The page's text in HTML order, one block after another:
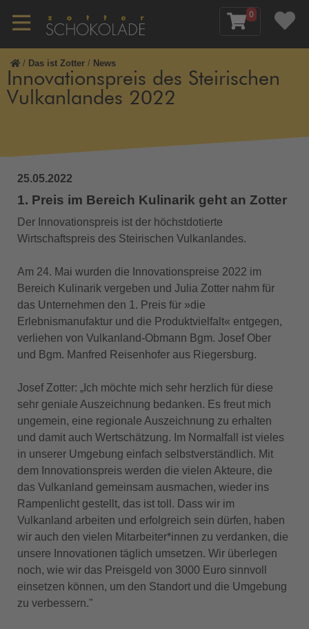
0
/ Das ist Zotter / News
Innovationspreis des Steirischen
Vulkanlandes 2022
25.05.2022
1. Preis im Bereich Kulinarik geht an Zotter
Der Innovationspreis ist der höchstdotierte
Wirtschaftspreis des Steirischen Vulkanlandes.
Am 24. Mai wurden die Innovationspreise 2022 im
Bereich Kulinarik vergeben und Julia Zotter nahm für
das Unternehmen den 1. Preis für »die
Erlebnismanufaktur und die Produktvielfalt« entgegen,
verliehen von Vulkanland-Obmann Bgm. Josef Ober
und Bgm. Manfred Reisenhofer aus Riegersburg.
Josef Zotter: „Ich möchte mich sehr herzlich für diese
sehr geniale Auszeichnung bedanken. Es freut mich
ungemein, eine regionale Auszeichnung zu erhalten
und damit auch Wertschätzung. Im Normalfall ist vieles
in unserer Umgebung einfach selbstverständlich. Mit
dem Innovationspreis werden die vielen Akteure, die
das Vulkanland gemeinsam ausmachen, wieder ins
Rampenlicht gestellt, das ist toll. Dass wir im
Vulkanland arbeiten und erfolgreich sein dürfen, haben
wir auch den vielen Mitarbeiter*innen zu verdanken, die
unsere Innovationen täglich umsetzen. Wir überlegen
noch, wie wir das Preisgeld von 3000 Euro sinnvoll
einsetzen können, um den Standort und die Umgebung
zu verbessern."